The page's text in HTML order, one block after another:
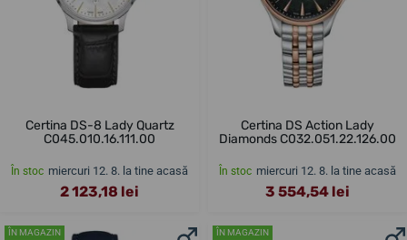
Certina DS-8 Lady Quartz
C045.010.16.111.00
În stoc miercuri 12. 8. la tine acasă
2 123,18 lei
Certina DS Action Lady
Diamonds C032.051.22.126.00
În stoc miercuri 12. 8. la tine acasă
3 554,54 lei
ÎN MAGAZIN ÎN MAGAZIN